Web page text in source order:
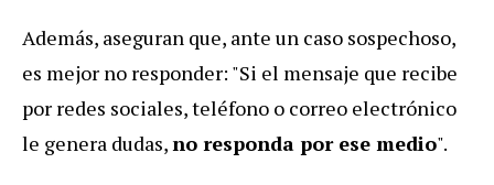
Además, aseguran que, ante un caso sospechoso,
es mejor no responder: "Si el mensaje que recibe
por redes sociales, teléfono o correo electrónico
le genera dudas,no responda por ese medio".